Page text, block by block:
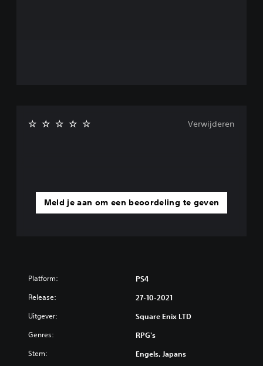
Meld je aan om een beoordeling te geven
Verwijderen
Platform: PS4
Release: 27-10-2021
Uitgever: Square Enix LTD
Genres: RPG's
Stem: Engels, Japans